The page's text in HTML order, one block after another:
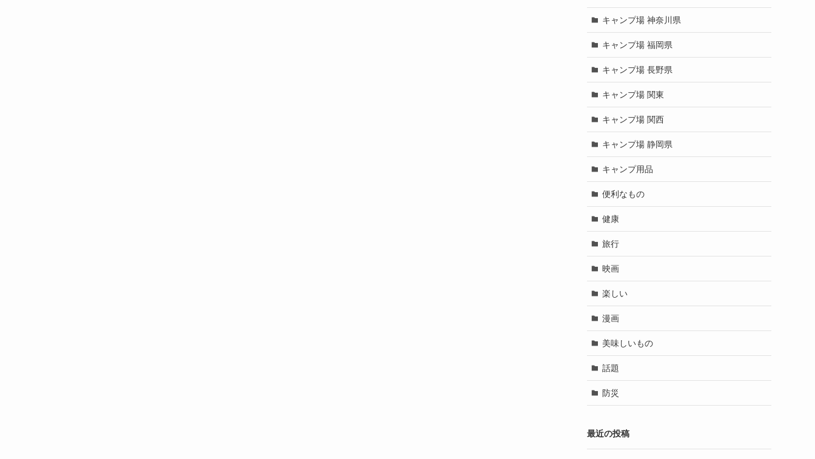
キャンプ場 神奈川県
キャンプ場 福岡県
キャンプ場 長野県
キャンプ場 関東
キャンプ場 関西
キャンプ場 静岡県
キャンプ用品
便利なもの
健康
旅行
映画
楽しい
漫画
美味しいもの
話題
防災
最近の投稿